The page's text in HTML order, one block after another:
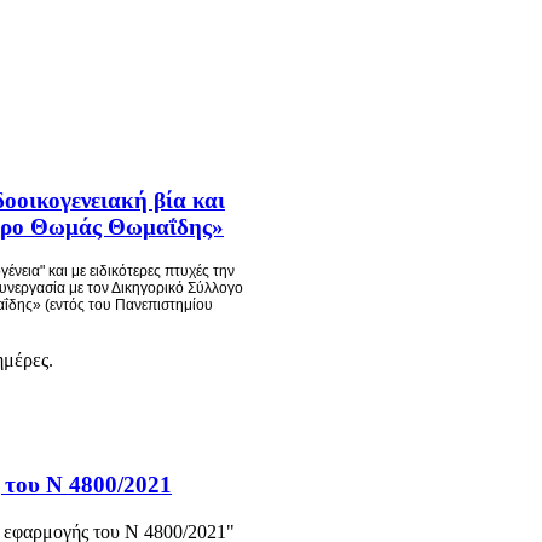
βία και
Θωμάς Θωμαΐδης»
και με ειδικότερες πτυχές την
με τον Δικηγορικό Σύλλογο
(εντός του Πανεπιστημίου
του Ν 4800/2021
του Ν 4800/2021"